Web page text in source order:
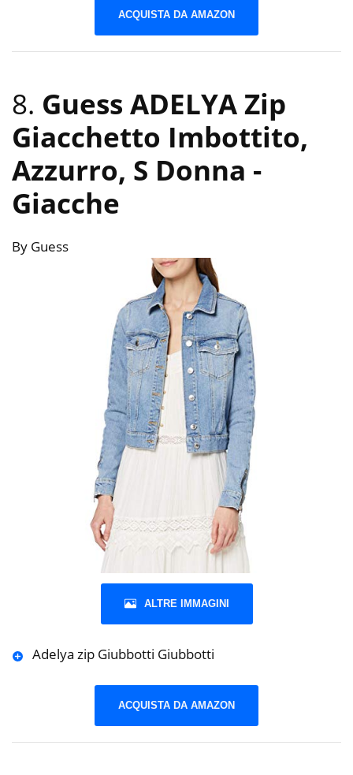
ACQUISTA DA AMAZON
8. Guess ADELYA Zip
Giacchetto Imbottito,
Azzurro, S Donna -
Giacche
By Guess
ALTRE IMMAGINI
Adelya zip Giubbotti Giubbotti
ACQUISTA DA AMAZON